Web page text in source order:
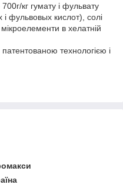
кг гумату і фульвату
і фульвовых кислот), солі
в хелатній
технологією і